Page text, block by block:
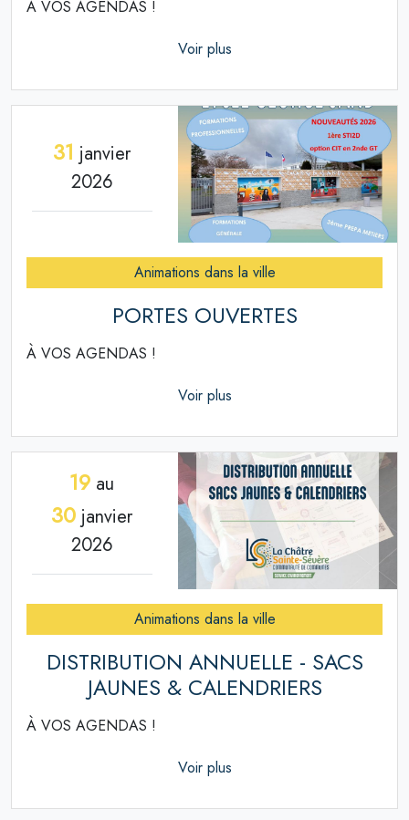
À VOS AGENDAS !
Voir plus
31 janvier
2026
Animations dans la ville
PORTES OUVERTES
À VOS AGENDAS !
Voir plus
19 au
30 janvier
2026
Animations dans la ville
DISTRIBUTION ANNUELLE - SACS
JAUNES & CALENDRIERS
À VOS AGENDAS !
Voir plus